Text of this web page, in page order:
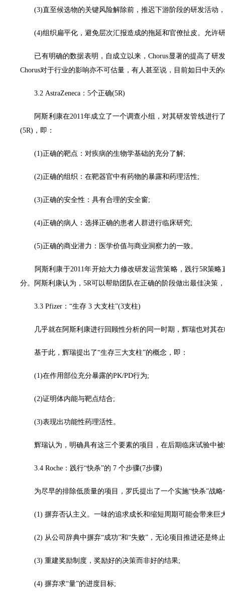
(3)直至候选物的关键风险解除前，推迟下游阶段的研发活动
(4)组织扁平化，避免层次汇报造成的拖延和官僚扯皮。允许
已有明确的数据表明，自成立以来，Chorus显著的提高了研发
Chorus对于行业的影响亦不可估量，有人甚至说，目前如日中天
3.2 AstraZeneca：5个正确(5R)
阿斯利康在2011年成立了一个调查小组，对其研发管线进行
(5R)，即：
(1)正确的靶点：对疾病的生物学基础的充分了解;
(2)正确的组织：在靶器官中有药物的暴露和药理活性;
(3)正确的安全性：具有合理的安全窗;
(4)正确的病人：选择正确的患者人群进行临床研究;
(5)正确的商业潜力：医学价值与商业洞察力的一致。
阿斯利康于2011年开始大力修改研发运营策略，践行5R策略
分。阿斯利康认为，5R可以帮助团队在正确的阶段做出最佳决策
3.3 Pfizer：“生存 3 大支柱”(3支柱)
几乎就在阿斯利康进行回顾性分析的同一时期，辉瑞也对其在
基于此，辉瑞提出了“生存三大支柱”的概念，即：
(1)在作用部位充分暴露的PK/PD行为;
(2)证明体内能与靶点结合;
(3)表现出功能性药理活性。
辉瑞认为，明确具有这三个要素的项目，在后期临床试验中被
3.4 Roche：践行“快杀”的 7 个步骤(7步骤)
为尽早的排除低质量的项目，罗氏提出了一个实施“快杀”战略
(1) 摒弃否认主义。一味的追求成长和缩短周期可能会带来巨
(2) 从公司辞典中摒弃“成功”和“失败”，无论项目推进还是终
(3) 重建奖励制度，奖励好的决策而非好的结果;
(4) 摒弃求“量”的进度目标;